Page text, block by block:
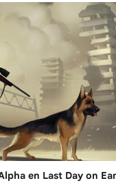
en Last Day on